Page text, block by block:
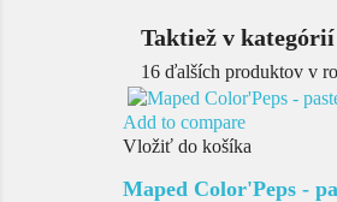
Taktiež v kategórií
16 ďalších produktov v
Add to compare
Vložiť do košíka
Maped Color'Peps -